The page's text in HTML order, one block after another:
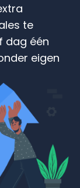
te
dag één
eigen